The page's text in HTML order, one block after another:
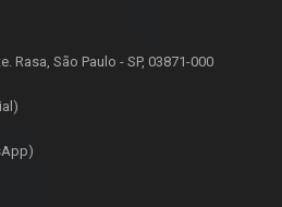
Rasa, São Paulo - SP, 03871-000